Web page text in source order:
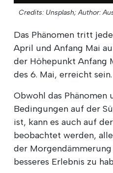
Credits: Unsplash; Author:
Das Phänomen tritt
April und Anfang Mai
der Höhepunkt Anfang
des 6. Mai, erreicht sein.
Obwohl das Phänomen
Bedingungen auf der
ist, kann es auch auf
beobachtet werden,
der
besseres Erlebnis zu